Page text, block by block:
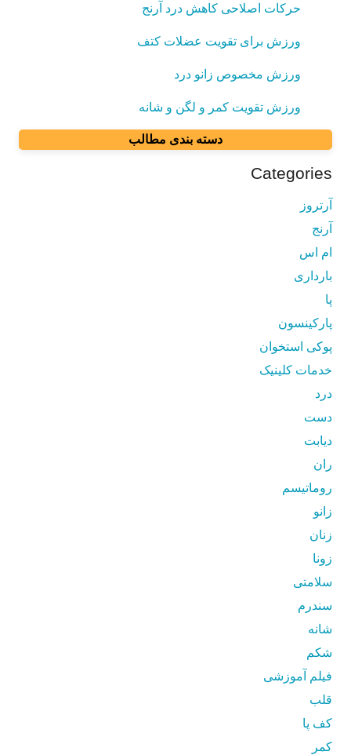
حرکات اصلاحی کاهش درد آرنج
ورزش برای تقویت عضلات کتف
ورزش مخصوص زانو درد
ورزش تقویت کمر و لگن و شانه
دسته بندی مطالب
Categories
آرتروز
آرنج
ام اس
بارداری
پا
پارکینسون
پوکی استخوان
خدمات کلینیک
درد
دست
دیابت
ران
روماتیسم
زانو
زنان
زونا
سلامتی
سندرم
شانه
شکم
فیلم آموزشی
قلب
کف پا
کمر